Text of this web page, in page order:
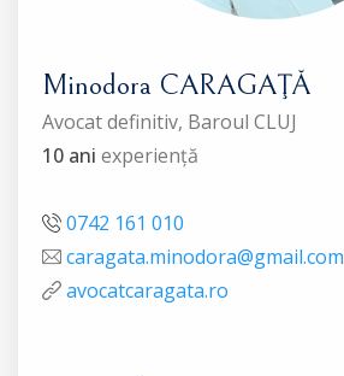
Minodora CARAGAŢĂ
Avocat definitiv, Baroul CLUJ
10 ani experiență
0742 161 010
caragata.minodora@gmail.com
avocatcaragata.ro